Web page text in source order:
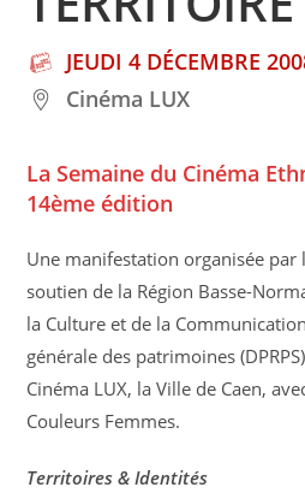
JEUDI 4 DÉCEMBRE
Cinéma LUX
La Semaine du Cinéma
14ème édition
Une manifestation organisée par
soutien de la Région Basse-
la Culture et de la
générale des patrimoines
Cinéma LUX, la Ville de Caen,
Couleurs Femmes.
Territoires & Identités